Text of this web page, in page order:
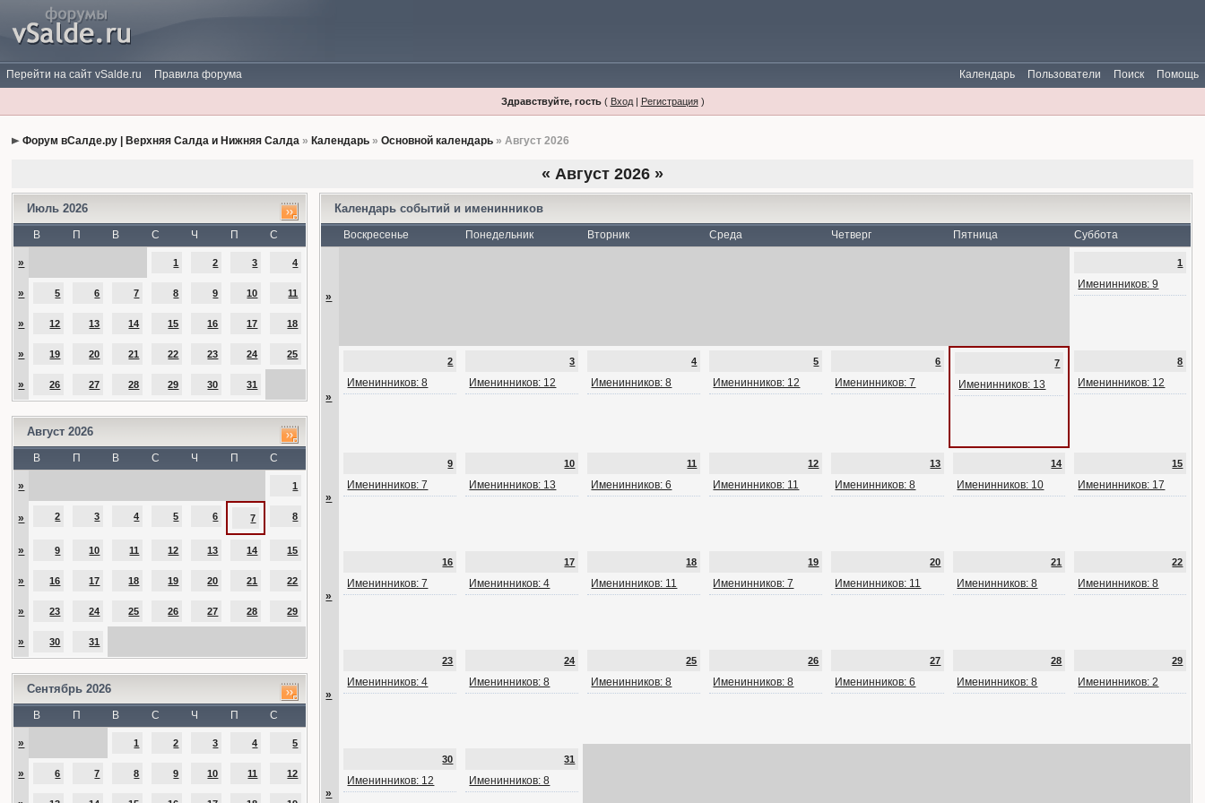
Перейти на сайт vSalde.ru Правила форума Помощь
Поиск
Пользователи
Календарь
Здравствуйте, гость( Вход| Регистрация)
Форум вСалде.ру | Верхняя Салда и Нижняя Салда » Календарь »Основной календарь » Август 2026
« Август 2026 »
Июль 2026
В П В С Ч П С
» 1 2 3 4
» 5 6 7 8 9 10 11
» 12 13 14 15 16 17 18
» 19 20 21 22 23 24 25
» 26 27 28 29 30 31
Август 2026
В П В С Ч П С
» 1
» 2 3 4 5 6 7 8
» 9 10 11 12 13 14 15
» 16 17 18 19 20 21 22
» 23 24 25 26 27 28 29
» 30 31
Сентябрь 2026
В П В С Ч П С
» 1 2 3 4 5
» 6 7 8 9 10 11 12
Календарь событий и именинников
Воскресенье Понедельник Вторник Среда Четверг Пятница Суббота
»
1
Именинников: 9
»
2
Именинников: 8
3
Именинников: 12
4
Именинников: 8
5
Именинников: 12
6
Именинников: 7
7
Именинников: 13
8
Именинников: 12
»
9
Именинников: 7
10
Именинников: 13
11
Именинников: 6
12
Именинников: 11
13
Именинников: 8
14
Именинников: 10
15
Именинников: 17
»
16
Именинников: 7
17
Именинников: 4
18
Именинников: 11
19
Именинников: 7
20
Именинников: 11
21
Именинников: 8
22
Именинников: 8
»
23
Именинников: 4
24
Именинников: 8
25
Именинников: 8
26
Именинников: 8
27
Именинников: 6
28
Именинников: 8
29
Именинников: 2
»
30
Именинников: 12
31
Именинников: 8